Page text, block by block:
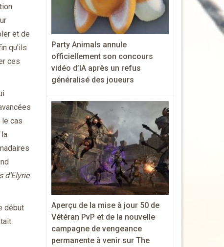
et de
qu’ils
ces
cas
la
d’Elyrie
début
Party Animals annule
officiellement son concours
vidéo d’IA après un refus
généralisé des joueurs
Aperçu de la mise à jour 50 de
Vétéran PvP et de la nouvelle
campagne de vengeance
permanente à venir sur The